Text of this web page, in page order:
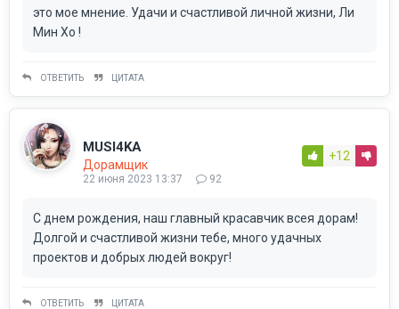
это мое мнение. Удачи и счастливой личной жизни, Ли
Мин Хо !
ОТВЕТИТЬ ЦИТАТА
MUSI4KA
Дорамщик
22 июня 2023 13:37 92
+12
С днем рождения, наш главный красавчик всея дорам!
Долгой и счастливой жизни тебе, много удачных
проектов и добрых людей вокруг!
ОТВЕТИТЬ ЦИТАТА